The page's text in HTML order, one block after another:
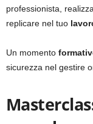
professionista,
replicare nel tuo
Un momento
sicurezza nel gestire